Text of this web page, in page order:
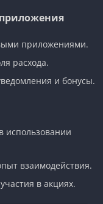
приложениями.
расхода.
и бонусы.
использовании
взаимодействия.
в акциях.